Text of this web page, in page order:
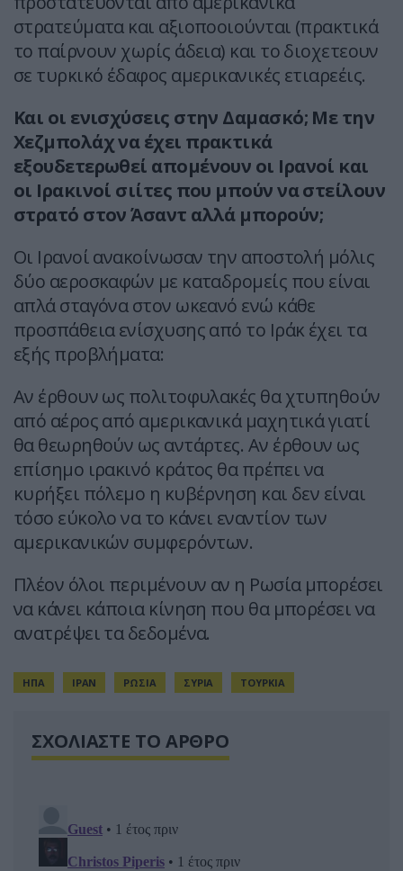
στρατεύματα και αξιοποοιούνται (πρακτικά
το παίρνουν χωρίς άδεια) και το διοχετεουν
σε τυρκικό έδαφος αμερικανικές ετιαρεέις.
Και οι ενισχύσεις στην Δαμασκό; Με την
Χεζμπολάχ να έχει πρακτικά
εξουδετερωθεί απομένουν οι Ιρανοί και
οι Ιρακινοί σιίτες που μπούν να στείλουν
στρατό στον Άσαντ αλλά μπορούν;
Οι Ιρανοί ανακοίνωσαν την αποστολή μόλις
δύο αεροσκαφών με καταδρομείς που είναι
απλά σταγόνα στον ωκεανό ενώ κάθε
προσπάθεια ενίσχυσης από το Ιράκ έχει τα
εξής προβλήματα:
Αν έρθουν ως πολιτοφυλακές θα χτυπηθούν
από αέρος από αμερικανικά μαχητικά γιατί
θα θεωρηθούν ως αντάρτες. Αν έρθουν ως
επίσημο ιρακινό κράτος θα πρέπει να
κυρήξει πόλεμο η κυβέρνηση και δεν είναι
τόσο εύκολο να το κάνει εναντίον των
αμερικανικών συμφερόντων.
Πλέον όλοι περιμένουν αν η Ρωσία μπορέσει
να κάνει κάποια κίνηση που θα μπορέσει να
ανατρέψει τα δεδομένα.
ΗΠΑ ΙΡΑΝ ΡΩΣΙΑ ΣΥΡΙΑ ΤΟΥΡΚΙΑ
ΣΧΟΛΙΑΣΤΕ ΤΟ ΑΡΘΡΟ